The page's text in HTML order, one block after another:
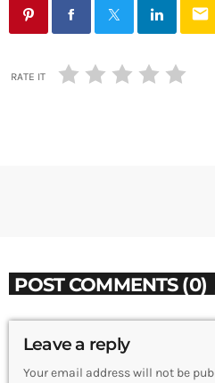
email
RATE IT
POST COMMENTS (0)
Leave a reply
Your email address will not be